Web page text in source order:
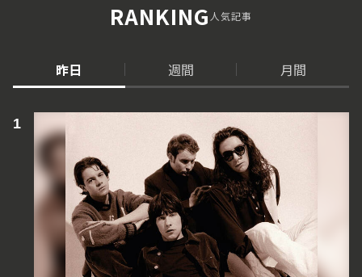
RANKING人気記事
昨日 週間 月間